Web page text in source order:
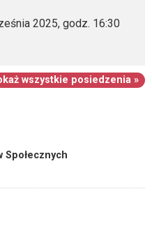
2025, godz. 16:30
wszystkie posiedzenia »
Społecznych